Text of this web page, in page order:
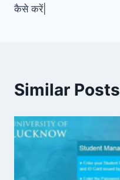
कैसे करें|
Similar Posts